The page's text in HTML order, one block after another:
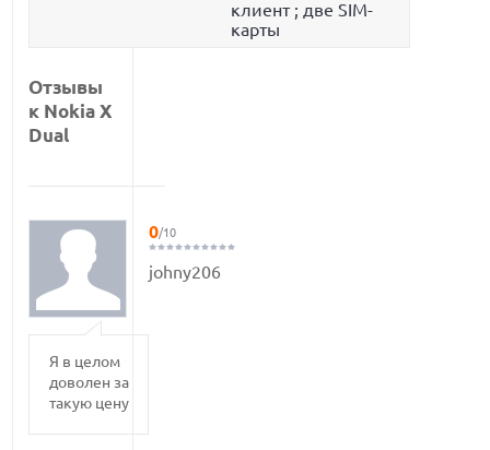
клиент ; две SIM-
карты
Отзывы
к Nokia X
Dual
0/10
johny206
Я в целом
доволен за
такую цену